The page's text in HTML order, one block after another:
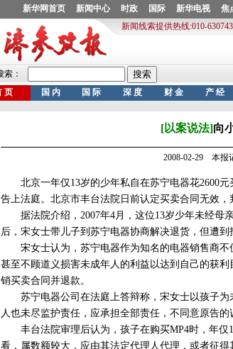
[以案说法]向
2008-02-29 本报
北京一年仅13岁的少年私自在苏宁电器花2600元
告上法庭。北京市丰台法院日前认定买卖合同无效，
据法院介绍，2007年4月，这位13岁少年未经母
后，宋女士带儿子到苏宁电器协商解决退货，但遭到
宋女士认为，苏宁电器作为知名的电器销售商不
甚至不顾道义损害未成年人的利益以达到自己的获
销买卖合同并退款。
苏宁电器公司在法庭上答辩称，宋女士以孩子为
人也未尽监护责任，应承担全部责任，不同意原告的
丰台法院审理后认为，孩子在购买MP4时，年仅
看，属数额较大，应由其法定代理人代理，或者征